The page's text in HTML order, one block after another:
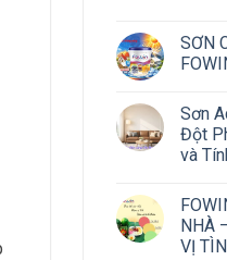
SƠN
Sơn
Đột
và
NHÀ
VỊ